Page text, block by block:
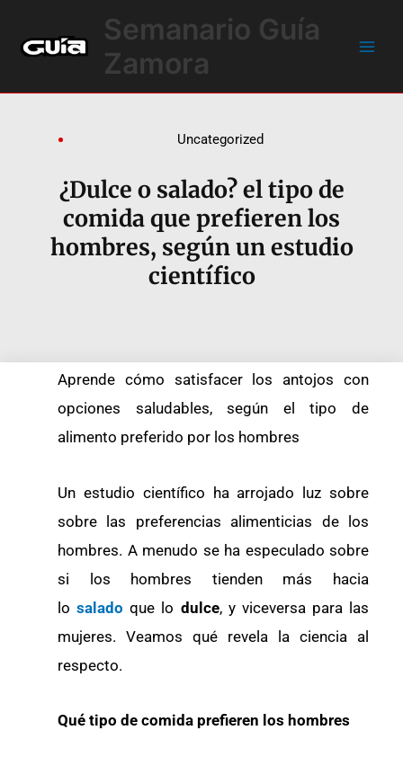
contenido
Semanario Guía
Zamora
Uncategorized
¿Dulce o salado? el tipo de
comida que prefieren los
hombres, según un estudio
científico
Aprende cómo satisfacer los antojos con
opciones saludables, según el tipo de
alimento preferido por los hombres
Un estudio científico ha arrojado luz sobre
sobre las preferencias alimenticias de los
hombres. A menudo se ha especulado sobre
si los hombres tienden más hacia
losalado que lo dulce, y viceversa para las
mujeres. Veamos qué revela la ciencia al
respecto.
Qué tipo de comida prefieren los hombres